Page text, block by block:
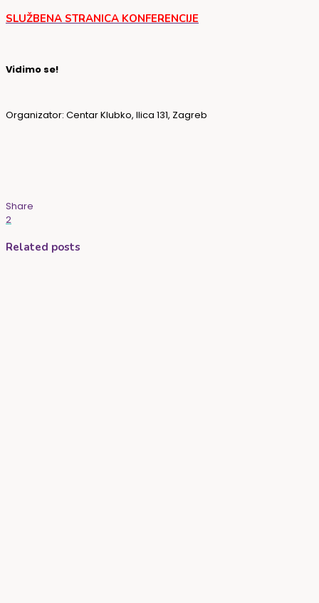
SLUŽBENA STRANICA KONFERENCIJE
Vidimo se!
Organizator: Centar Klubko, Ilica 131, Zagreb
Share
2
Related posts